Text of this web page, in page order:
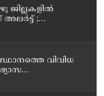
ജില്ലകളിൽ
;
വിവിധ